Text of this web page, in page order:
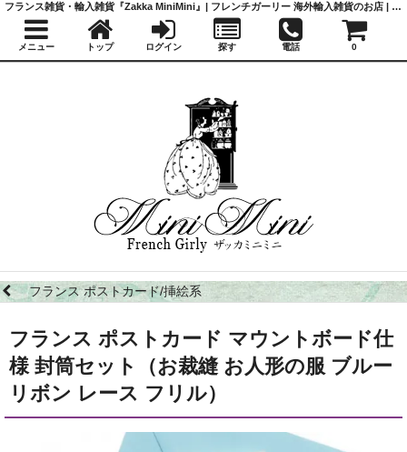
フランス ポストカード/挿絵系
フランス ポストカード マウントボード仕
様 封筒セット（お裁縫 お人形の服 ブルー
リボン レース フリル）
フランス雑貨・輸入雑貨『Zakka MiniMini』| フレンチガーリー 海外輸入雑貨のお店 | かわいい雑貨 | 蚤の市 | アンティーク
メニュー トップ ログイン 探す 電話 0